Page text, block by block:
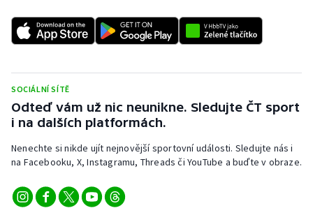
SOCIÁLNÍ SÍTĚ
Odteď vám už nic neunikne. Sledujte ČT sport
i na dalších platformách.
Nenechte si nikde ujít nejnovější sportovní události. Sledujte nás i
na Facebooku, X, Instagramu, Threads či YouTube a buďte v obraze.